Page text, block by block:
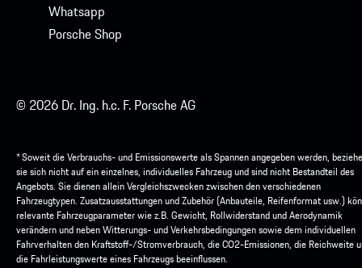
Whatsapp
Porsche Shop
© 2026 Dr. Ing. h.c. F. Porsche AG
* Soweit die Verbrauchs- und Emissionswerte als Spannen angegeben werden,
sie sich nicht auf ein einzelnes, individuelles Fahrzeug und sind nicht Bestandteil des
Angebots. Sie dienen allein Vergleichszwecken zwischen den verschiedenen
Fahrzeugtypen. Zusatzausstattungen und Zubehör (Anbauteile, Reifenformat usw.)
relevante Fahrzeugparameter wie z.B. Gewicht, Rollwiderstand und Aerodynamik
verändern und neben Witterungs- und Verkehrsbedingungen sowie dem individuellen
Fahrverhalten den Kraftstoff-/Stromverbrauch, die CO2-Emissionen, die Reichweite
die Fahrleistungswerte eines Fahrzeugs beeinflussen.